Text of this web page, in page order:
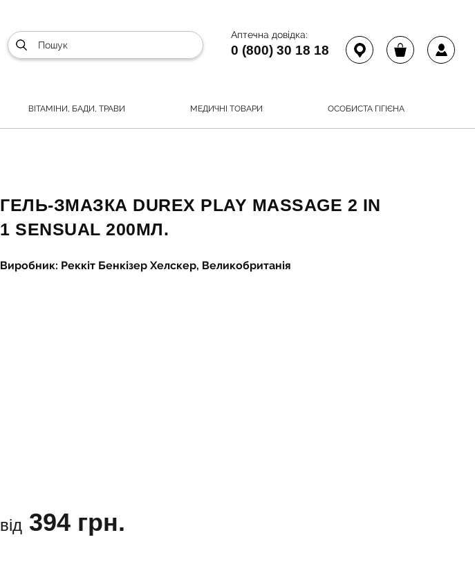
Аптечна довідка:
0 (800) 30 18 18
ВІТАМІНИ, БАДИ, ТРАВИ МЕДИЧНІ ТОВАРИ ОСОБИСТА ГІГІЄНА
ГЕЛЬ-ЗМАЗКА DUREX PLAY MASSAGE 2 IN
1 SENSUAL 200МЛ.
Виробник: Реккіт Бенкізер Хелскер, Великобританія
від 394 грн.